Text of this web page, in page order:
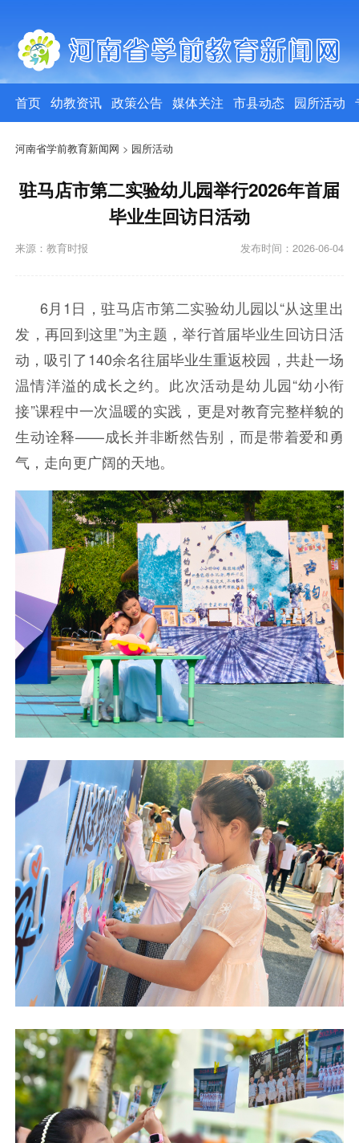
首页 幼教资讯 政策公告 媒体关注 市县动态 园所活动
河南省学前教育新闻网 > 园所活动
驻马店市第二实验幼儿园举行2026年首届
毕业生回访日活动
发布时间：2026-06-04
来源：教育时报
6月1日，驻马店市第二实验幼儿园以“从这里出
发，再回到这里”为主题，举行首届毕业生回访日活
动，吸引了140余名往届毕业生重返校园，共赴一场
温情洋溢的成长之约。此次活动是幼儿园“幼小衔
接”课程中一次温暖的实践，更是对教育完整样貌的
生动诠释——成长并非断然告别，而是带着爱和勇
气，走向更广阔的天地。